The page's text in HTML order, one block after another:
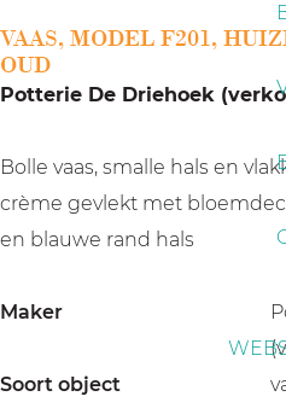
VAAS, MODEL F201,
OUD
Potterie De Driehoek
Bolle vaas, smalle hals en
crème gevlekt met
en blauwe rand hals
Maker
Soort object